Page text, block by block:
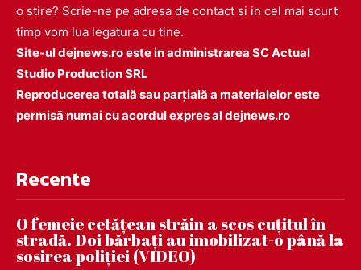
o stire? Scrie-ne pe adresa de contact si in cel mai scurt
timp vom lua legatura cu tine.
Site-ul dejnews.ro este in administrarea SC Actual
Studio Production SRL
Reproducerea totală sau parțială a materialelor este
permisă numai cu acordul expres al dejnews.ro
Recente
O femeie cetățean străin a scos cuțitul în
stradă. Doi bărbați au imobilizat-o până la
sosirea poliției (VIDEO)